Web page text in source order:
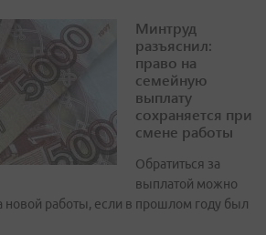
Минтруд
разъяснил:
право на
семейную
выплату
сохраняется при
смене работы
Обратиться за
выплатой можно
новой работы, если в прошлом году был